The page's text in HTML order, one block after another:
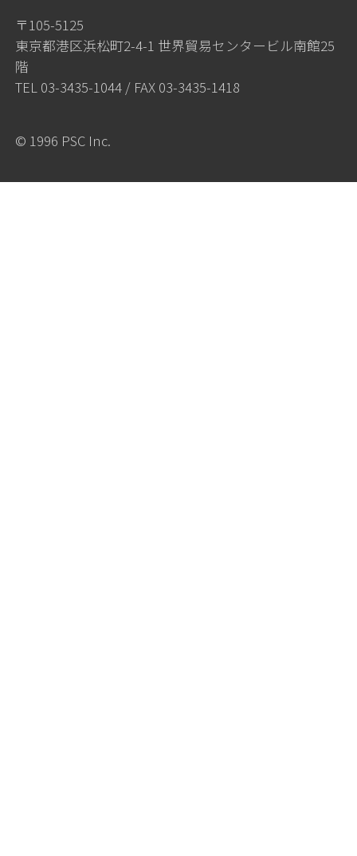
〒105-5125
東京都港区浜松町2-4-1 世界貿易センタービル南館25
階
TEL 03-3435-1044 / FAX 03-3435-1418
© 1996 PSC Inc.